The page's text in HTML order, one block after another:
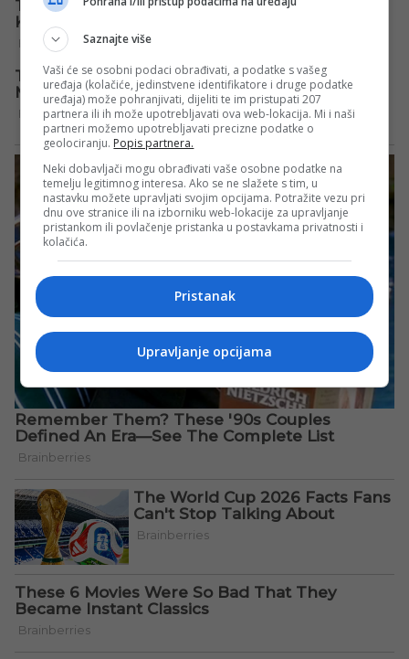
Saznajte više
Vaši će se osobni podaci obrađivati, a podatke s vašeg
uređaja (kolačiće, jedinstvene identifikatore i druge podatke
uređaja) može pohranjivati, dijeliti te im pristupati 207
partnera ili ih može upotrebljavati ova web-lokacija. Mi i naši
partneri možemo upotrebljavati precizne podatke o
geolociranju. Popis partnera.
Neki dobavljači mogu obrađivati vaše osobne podatke na
temelju legitimnog interesa. Ako se ne slažete s tim, u
nastavku možete upravljati svojim opcijama. Potražite vezu pri
dnu ove stranice ili na izborniku web-lokacije za upravljanje
pristankom ili povlačenje pristanka u postavkama privatnosti i
kolačića.
Pristanak
Upravljanje opcijama